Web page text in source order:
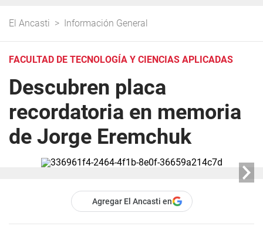
El Ancasti > Información General
FACULTAD DE TECNOLOGÍA Y CIENCIAS APLICADAS
Descubren placa
recordatoria en memoria
de Jorge Eremchuk
Agregar El Ancasti en